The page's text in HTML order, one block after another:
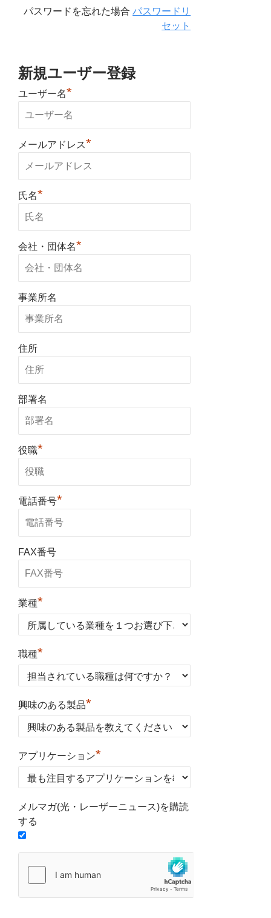
パスワードを忘れた場合パスワードリ
セット
新規ユーザー登録
ユーザー名*
メールアドレス*
氏名*
会社・団体名*
事業所名
住所
部署名
役職*
電話番号*
FAX番号
業種*
職種*
興味のある製品*
アプリケーション*
メルマガ(光・レーザーニュース)を購読
する